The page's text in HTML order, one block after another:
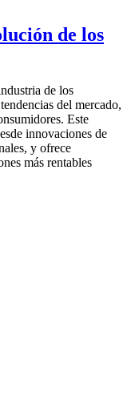
de los
de los
del mercado,
Este
innovaciones de
y ofrece
más rentables